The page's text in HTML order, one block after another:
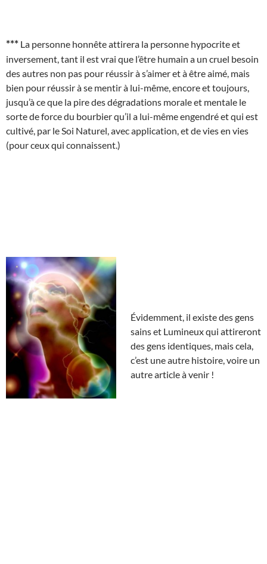
*** La personne honnête attirera la personne hypocrite et
inversement, tant il est vrai que l’être humain a un cruel besoin
des autres non pas pour réussir à s’aimer et à être aimé, mais
bien pour réussir à se mentir à lui-même, encore et toujours,
jusqu’à ce que la pire des dégradations morale et mentale le
sorte de force du bourbier qu’il a lui-même engendré et qui est
cultivé, par le Soi Naturel, avec application, et de vies en vies
(pour ceux qui connaissent.)
Évidemment, il existe des gens
sains et Lumineux qui attireront
des gens identiques, mais cela,
c’est une autre histoire, voire un
autre article à venir !